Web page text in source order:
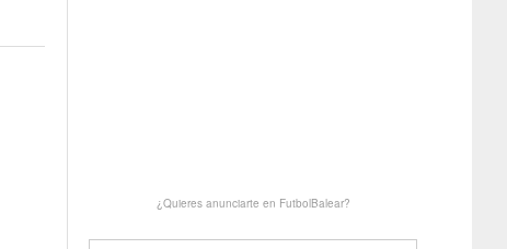
¿Quieres anunciarte en FutbolBalear?